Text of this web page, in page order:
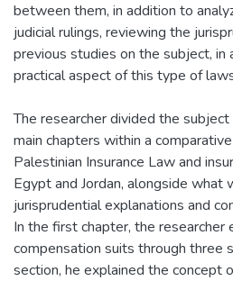
between them, in addition to
judicial rulings, reviewing the
previous studies on the subject, in
practical aspect of this type of
The researcher divided the
main chapters within a
Palestinian Insurance Law and
Egypt and Jordan, alongside
jurisprudential explanations and
In the first chapter, the
compensation suits through three
section, he explained the concept